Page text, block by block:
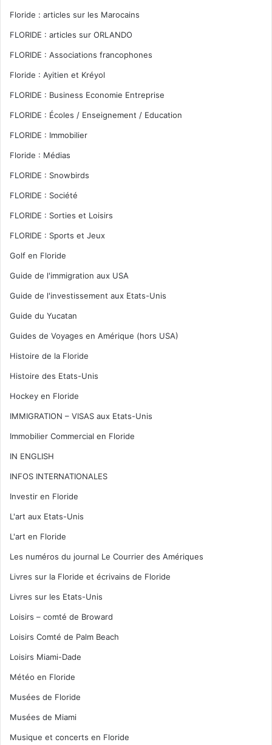
Floride : articles sur les Marocains
FLORIDE : articles sur ORLANDO
FLORIDE : Associations francophones
Floride : Ayitien et Kréyol
FLORIDE : Business Economie Entreprise
FLORIDE : Écoles / Enseignement / Education
FLORIDE : Immobilier
Floride : Médias
FLORIDE : Snowbirds
FLORIDE : Société
FLORIDE : Sorties et Loisirs
FLORIDE : Sports et Jeux
Golf en Floride
Guide de l'immigration aux USA
Guide de l'investissement aux Etats-Unis
Guide du Yucatan
Guides de Voyages en Amérique (hors USA)
Histoire de la Floride
Histoire des Etats-Unis
Hockey en Floride
IMMIGRATION – VISAS aux Etats-Unis
Immobilier Commercial en Floride
IN ENGLISH
INFOS INTERNATIONALES
Investir en Floride
L'art aux Etats-Unis
L'art en Floride
Les numéros du journal Le Courrier des Amériques
Livres sur la Floride et écrivains de Floride
Livres sur les Etats-Unis
Loisirs – comté de Broward
Loisirs Comté de Palm Beach
Loisirs Miami-Dade
Météo en Floride
Musées de Floride
Musées de Miami
Musique et concerts en Floride